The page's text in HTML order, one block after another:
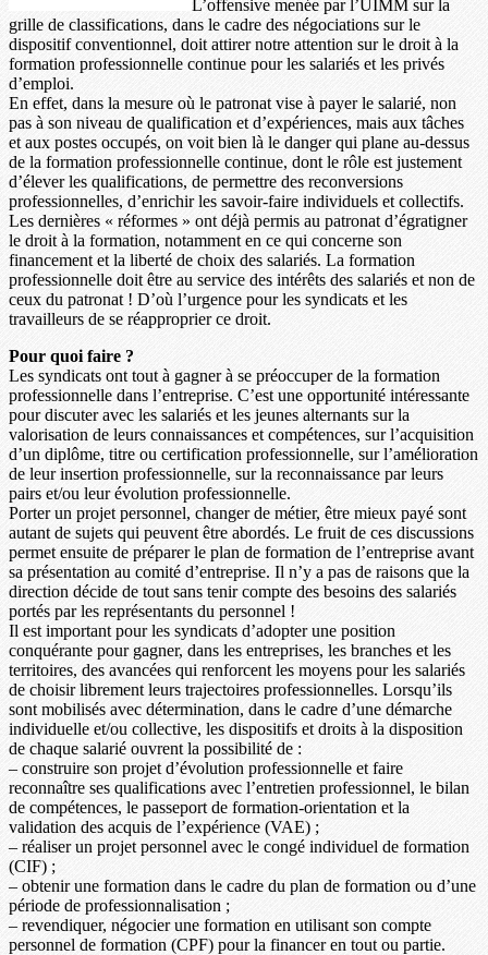
L’offensive menée par l’UIMM sur la
grille de classifications, dans le cadre des négociations sur le
dispositif conventionnel, doit attirer notre attention sur le droit à la
formation professionnelle continue pour les salariés et les privés
d’emploi.
En effet, dans la mesure où le patronat vise à payer le salarié, non
pas à son niveau de qualification et d’expériences, mais aux tâches
et aux postes occupés, on voit bien là le danger qui plane au-dessus
de la formation professionnelle continue, dont le rôle est justement
d’élever les qualifications, de permettre des reconversions
professionnelles, d’enrichir les savoir-faire individuels et collectifs.
Les dernières « réformes » ont déjà permis au patronat d’égratigner
le droit à la formation, notamment en ce qui concerne son
financement et la liberté de choix des salariés. La formation
professionnelle doit être au service des intérêts des salariés et non de
ceux du patronat ! D’où l’urgence pour les syndicats et les
travailleurs de se réapproprier ce droit.
Pour quoi faire ?
Les syndicats ont tout à gagner à se préoccuper de la formation
professionnelle dans l’entreprise. C’est une opportunité intéressante
pour discuter avec les salariés et les jeunes alternants sur la
valorisation de leurs connaissances et compétences, sur l’acquisition
d’un diplôme, titre ou certification professionnelle, sur l’amélioration
de leur insertion professionnelle, sur la reconnaissance par leurs
pairs et/ou leur évolution professionnelle.
Porter un projet personnel, changer de métier, être mieux payé sont
autant de sujets qui peuvent être abordés. Le fruit de ces discussions
permet ensuite de préparer le plan de formation de l’entreprise avant
sa présentation au comité d’entreprise. Il n’y a pas de raisons que la
direction décide de tout sans tenir compte des besoins des salariés
portés par les représentants du personnel !
Il est important pour les syndicats d’adopter une position
conquérante pour gagner, dans les entreprises, les branches et les
territoires, des avancées qui renforcent les moyens pour les salariés
de choisir librement leurs trajectoires professionnelles. Lorsqu’ils
sont mobilisés avec détermination, dans le cadre d’une démarche
individuelle et/ou collective, les dispositifs et droits à la disposition
de chaque salarié ouvrent la possibilité de :
– construire son projet d’évolution professionnelle et faire
reconnaître ses qualifications avec l’entretien professionnel, le bilan
de compétences, le passeport de formation-orientation et la
validation des acquis de l’expérience (VAE) ;
– réaliser un projet personnel avec le congé individuel de formation
(CIF) ;
– obtenir une formation dans le cadre du plan de formation ou d’une
période de professionnalisation ;
– revendiquer, négocier une formation en utilisant son compte
personnel de formation (CPF) pour la financer en tout ou partie.